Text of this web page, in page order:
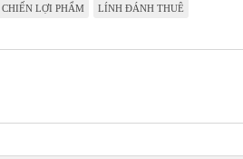
CHIẾN LỢI PHẨM LÍNH ĐÁNH THUÊ